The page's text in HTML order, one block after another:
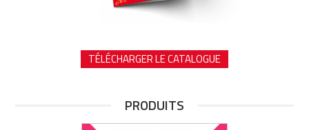
TÉLÉCHARGER LE CATALOGUE
PRODUITS